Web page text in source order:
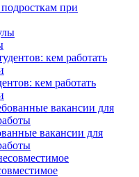
при
кем работать
вакансии для